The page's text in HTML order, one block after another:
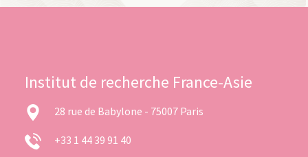
Institut de recherche France-Asie
28 rue de Babylone - 75007 Paris
+33 1 44 39 91 40